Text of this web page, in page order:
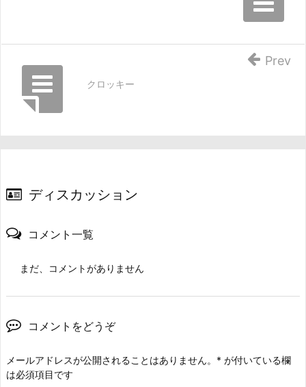
クロッキー
Prev
ディスカッション
コメント一覧
まだ、コメントがありません
コメントをどうぞ
メールアドレスが公開されることはありません。 * が付いている欄
は必須項目です